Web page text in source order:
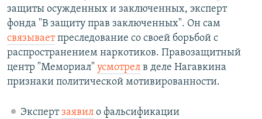
защиты осужденных и заключенных, эксперт
фонда "В защиту прав заключенных". Он сам
связываетпреследование со своей борьбой с
распространением наркотиков. Правозащитный
центр "Мемориал" усмотрел в деле Нагавкина
признаки политической мотивированности.
Экспертзаявило фальсификации